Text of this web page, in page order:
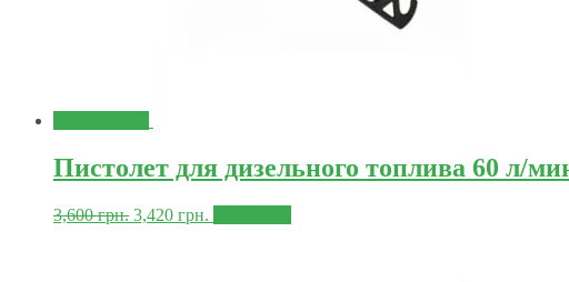
Пистолет для дизельного топлива 60 л/
3,600грн. 3,420 грн.